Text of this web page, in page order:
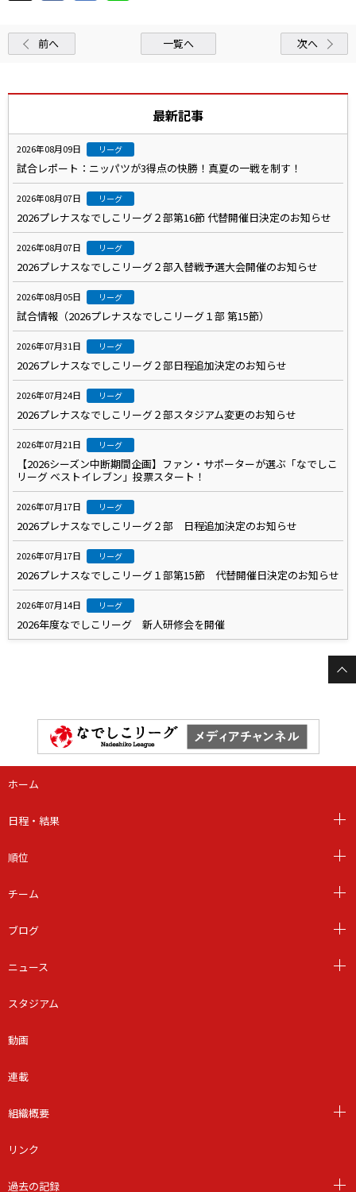
前へ 一覧へ 次へ
最新記事
2026年08月09日 リーグ
試合レポート：ニッパツが3得点の快勝！真夏の一戦を制す！
2026年08月07日 リーグ
2026プレナスなでしこリーグ２部第16節 代替開催日決定のお知らせ
2026年08月07日 リーグ
2026プレナスなでしこリーグ２部入替戦予選大会開催のお知らせ
2026年08月05日 リーグ
試合情報（2026プレナスなでしこリーグ１部 第15節）
2026年07月31日 リーグ
2026プレナスなでしこリーグ２部日程追加決定のお知らせ
2026年07月24日 リーグ
2026プレナスなでしこリーグ２部スタジアム変更のお知らせ
2026年07月21日 リーグ
【2026シーズン中断期間企画】ファン・サポーターが選ぶ「なでしこ
リーグ ベストイレブン」投票スタート！
2026年07月17日 リーグ
2026プレナスなでしこリーグ２部 日程追加決定のお知らせ
2026年07月17日 リーグ
2026プレナスなでしこリーグ１部第15節 代替開催日決定のお知らせ
2026年07月14日 リーグ
2026年度なでしこリーグ 新人研修会を開催
ホーム
日程・結果
順位
チーム
ブログ
ニュース
スタジアム
動画
連載
組織概要
リンク
過去の記録